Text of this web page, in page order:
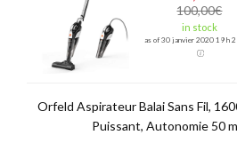
100,00€
in stock
as of 30 janvier 2020 19 h
Orfeld Aspirateur Balai Sans Fil,
Puissant, Autonomie 50